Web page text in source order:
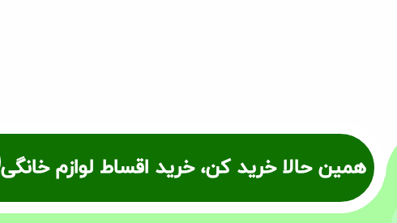
همین حالا خرید کن، خرید اقساط لوازم خانگی